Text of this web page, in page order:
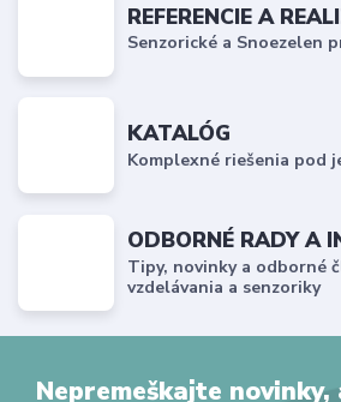
REFERENCIE A
Senzorické a Snoezelen
KATALÓG
Komplexné riešenia pod
ODBORNÉ RADY A
Tipy, novinky a odborné
vzdelávania a senzoriky
Nepremeškajte novinky,